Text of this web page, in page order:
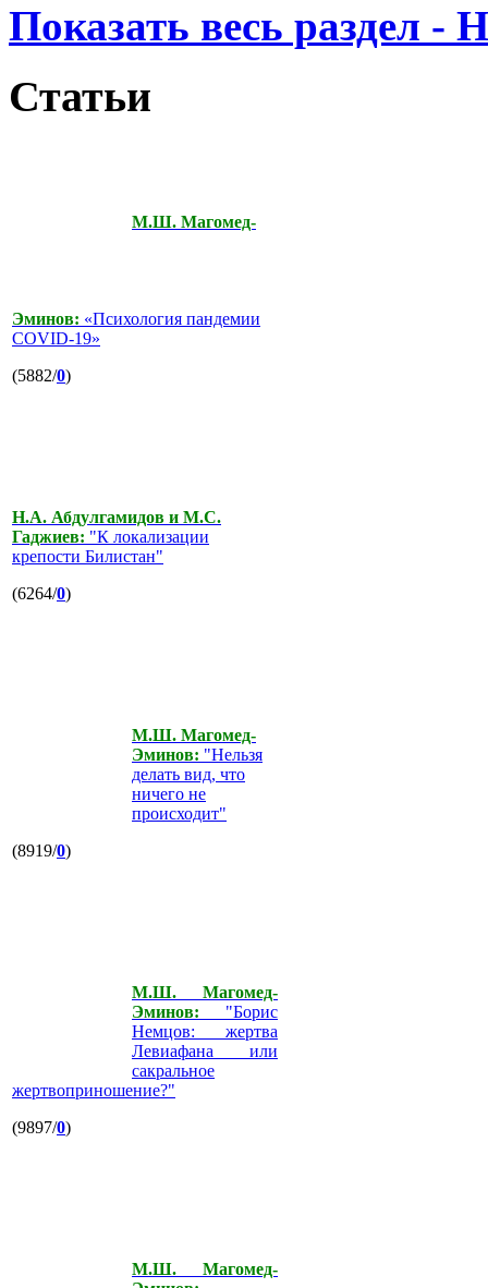
Показать весь раздел -
Статьи
М.Ш. Магомед-
Эминов: «Психология пандемии
COVID-19»
(5882/0)
Н.А. Абдулгамидов и М.С.
Гаджиев: "К локализации
крепости Билистан"
(6264/0)
М.Ш. Магомед-
Эминов: "Нельзя
делать вид, что
ничего не
происходит"
(8919/0)
М.Ш. Магомед-
Эминов: "Борис
Немцов: жертва
Левиафана или
сакральное
жертвоприношение?"
(9897/0)
М.Ш. Магомед-